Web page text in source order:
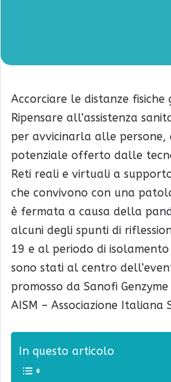
Accorciare le distanze fisiche
Ripensare all’assistenza
per avvicinarla alle
potenziale offerto dalle
Reti reali e virtuali a
che convivono con una
è fermata a causa della
alcuni degli spunti di
19 e al periodo di
sono stati al centro
promosso da Sanofi
AISM – Associazione Italiana
In questo articolo